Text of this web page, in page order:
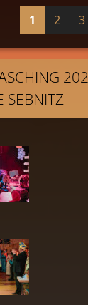
1 2 3
SEBNITZ